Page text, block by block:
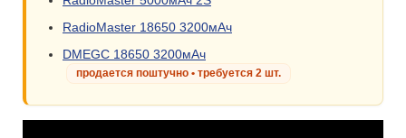
RadioMaster 18650 3200мАч
DMEGC 18650 3200мАч
продается поштучно • требуется 2 шт.